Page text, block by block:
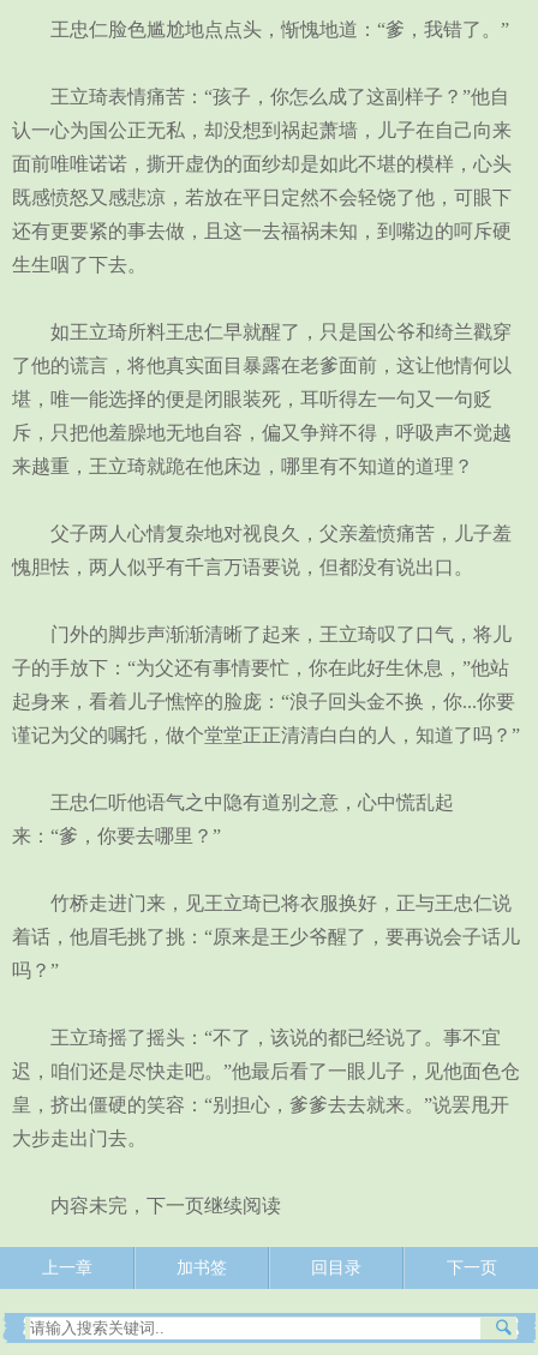
王忠仁脸色尴尬地点点头，惭愧地道：“爹，我错了。”
王立琦表情痛苦：“孩子，你怎么成了这副样子？”他自
认一心为国公正无私，却没想到祸起萧墙，儿子在自己向来
面前唯唯诺诺，撕开虚伪的面纱却是如此不堪的模样，心头
既感愤怒又感悲凉，若放在平日定然不会轻饶了他，可眼下
还有更要紧的事去做，且这一去福祸未知，到嘴边的呵斥硬
生生咽了下去。
如王立琦所料王忠仁早就醒了，只是国公爷和绮兰戳穿
了他的谎言，将他真实面目暴露在老爹面前，这让他情何以
堪，唯一能选择的便是闭眼装死，耳听得左一句又一句贬
斥，只把他羞臊地无地自容，偏又争辩不得，呼吸声不觉越
来越重，王立琦就跪在他床边，哪里有不知道的道理？
父子两人心情复杂地对视良久，父亲羞愤痛苦，儿子羞
愧胆怯，两人似乎有千言万语要说，但都没有说出口。
门外的脚步声渐渐清晰了起来，王立琦叹了口气，将儿
子的手放下：“为父还有事情要忙，你在此好生休息，”他站
起身来，看着儿子憔悴的脸庞：“浪子回头金不换，你...你要
谨记为父的嘱托，做个堂堂正正清清白白的人，知道了吗？”
王忠仁听他语气之中隐有道别之意，心中慌乱起
来：“爹，你要去哪里？”
竹桥走进门来，见王立琦已将衣服换好，正与王忠仁说
着话，他眉毛挑了挑：“原来是王少爷醒了，要再说会子话儿
吗？”
王立琦摇了摇头：“不了，该说的都已经说了。事不宜
迟，咱们还是尽快走吧。”他最后看了一眼儿子，见他面色仓
皇，挤出僵硬的笑容：“别担心，爹爹去去就来。”说罢甩开
大步走出门去。
内容未完，下一页继续阅读
上一章 加书签 回目录 下一页